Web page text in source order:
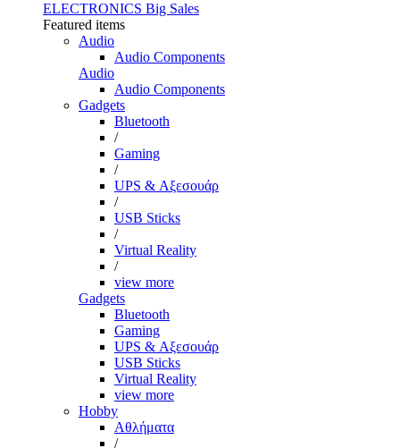
ELECTRONICS Big Sales
Featured items
Audio
Audio Components
Audio
Audio Components
Gadgets
Bluetooth
/
Gaming
/
UPS & Αξεσουάρ
/
USB Sticks
/
Virtual Reality
/
view more
Gadgets
Bluetooth
Gaming
UPS & Αξεσουάρ
USB Sticks
Virtual Reality
view more
Hobby
Αθλήματα
/